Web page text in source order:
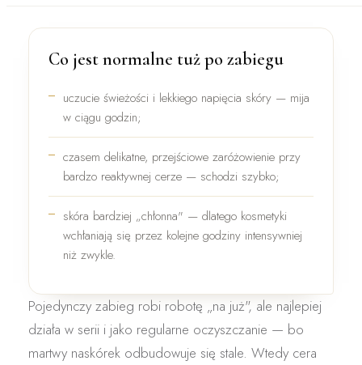
Co jest normalne tuż po zabiegu
uczucie świeżości i lekkiego napięcia skóry — mija
w ciągu godzin;
czasem delikatne, przejściowe zaróżowienieprzy
bardzo reaktywnej cerze — schodzi szybko;
skóra bardziej „chłonna" — dlatego kosmetyki
wchłaniają się przez kolejne godziny intensywniej
niż zwykle.
Pojedynczy zabieg robi robotę „na już", ale najlepiej
działa w seriii jako regularne oczyszczanie — bo
martwy naskórek odbudowuje się stale. Wtedy cera